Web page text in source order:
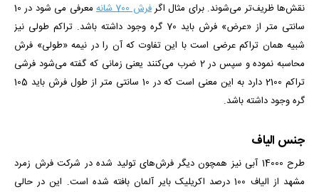
نقش‌ها ظریف‌تر می‌شوند. برای مثال اگرفرش 700 شانه
معرفی می شود در 10
سانتی متر از «عرض» فرش باید 70 گره وجود داشته باشد. تراکم طولی نیز
شبیه همان تراکم عرضی است با این تفاوت که آن را در نیمه «طولی» فرش
محاسبه نموده و سپس در 2 ضرب می‌کنند یعنی زمانی که گفته می‌شود فرشی
تراکم 2100 دارد به این معنی است که در 10 سانتی متر از طول فرش باید 105
گره وجود داشته باشد.
جنس الیاف
طرح 14000 آبی
نیز همچون دیگر فرش‌های تولید شده در شرکت فرش زمرد
مشهد از الیاف 100 درصد اکریلیک بایر آلمان بافته شده است. این در حالی